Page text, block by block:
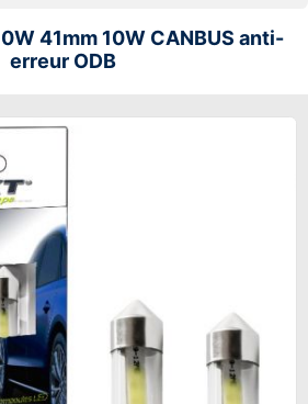
41mm 10W CANBUS anti-
erreur ODB